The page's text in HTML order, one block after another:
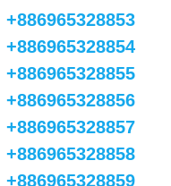
+886965328853
+886965328854
+886965328855
+886965328856
+886965328857
+886965328858
+886965328859